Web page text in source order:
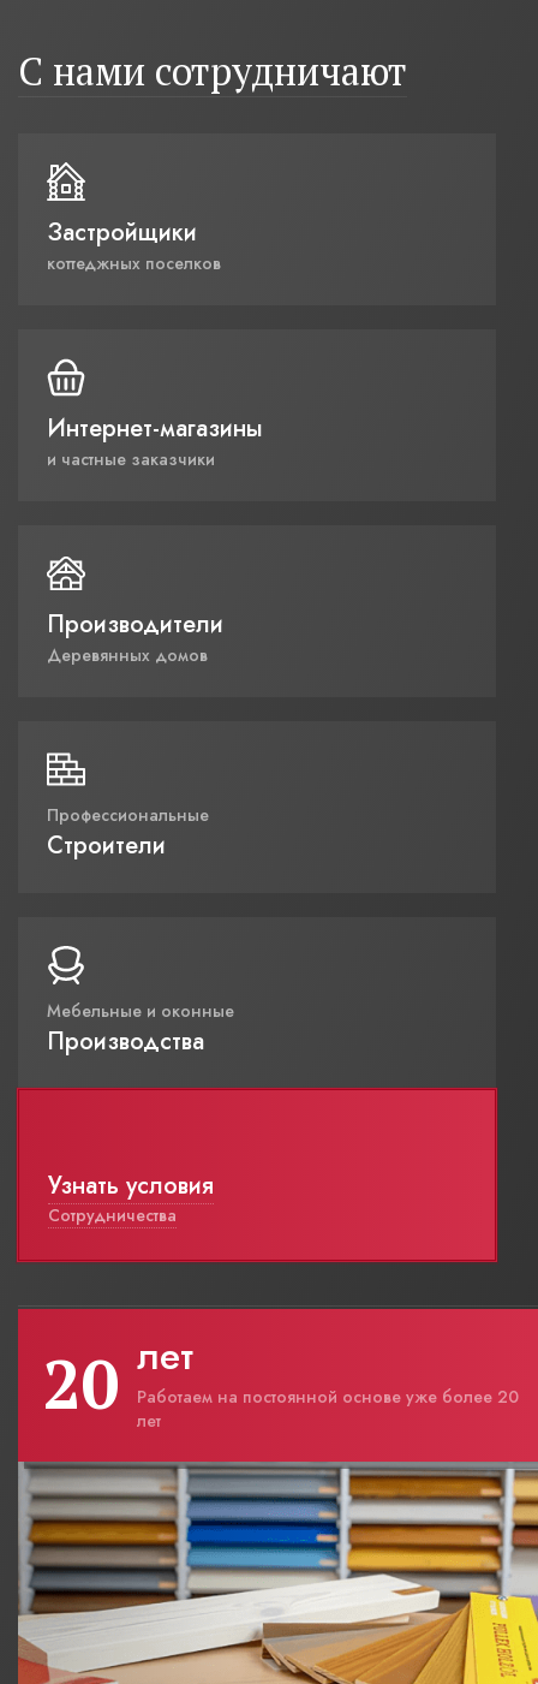
С нами сотрудничают
Застройщики
коттеджных поселков
Интернет-магазины
и частные заказчики
Производители
Деревянных домов
Профессиональные
Строители
Мебельные и оконные
Производства
Узнать условия
Сотрудничества
20 лет
Работаем на постоянной основе уже более 20
лет